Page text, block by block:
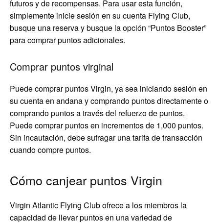
futuros y de recompensas. Para usar esta función,
simplemente inicie sesión en su cuenta Flying Club,
busque una reserva y busque la opción “Puntos Booster”
para comprar puntos adicionales.
Comprar puntos virginal
Puede comprar puntos Virgin, ya sea iniciando sesión en
su cuenta en andana y comprando puntos directamente o
comprando puntos a través del refuerzo de puntos.
Puede comprar puntos en incrementos de 1,000 puntos.
Sin incautación, debe sufragar una tarifa de transacción
cuando compre puntos.
Cómo canjear puntos Virgin
Virgin Atlantic Flying Club ofrece a los miembros la
capacidad de llevar puntos en una variedad de